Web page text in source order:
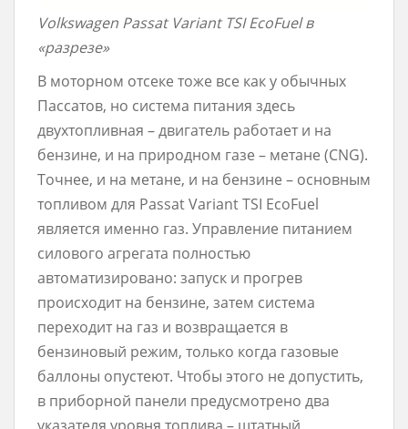
Volkswagen Passat Variant TSI EcoFuel в
«разрезе»
В моторном отсеке тоже все как у обычных
Пассатов, но система питания здесь
двухтопливная – двигатель работает и на
бензине, и на природном газе – метане (CNG).
Точнее, и на метане, и на бензине – основным
топливом для Passat Variant TSI EcoFuel
является именно газ. Управление питанием
силового агрегата полностью
автоматизировано: запуск и прогрев
происходит на бензине, затем система
переходит на газ и возвращается в
бензиновый режим, только когда газовые
баллоны опустеют. Чтобы этого не допустить,
в приборной панели предусмотрено два